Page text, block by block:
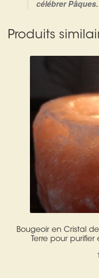
célébrer Pâques.
Produits
Bougeoir en Cristal
Terre pour